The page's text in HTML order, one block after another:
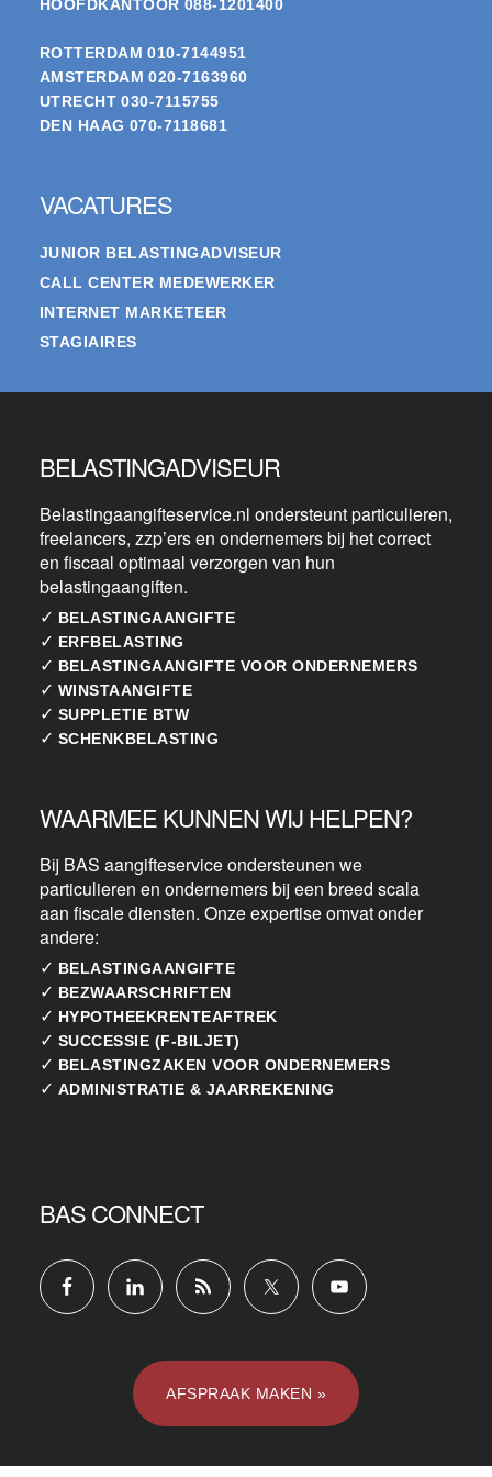
HOOFDKANTOOR 088-1201400
ROTTERDAM 010-7144951
AMSTERDAM 020-7163960
UTRECHT 030-7115755
DEN HAAG 070-7118681
VACATURES
JUNIOR BELASTINGADVISEUR
CALL CENTER MEDEWERKER
INTERNET MARKETEER
STAGIAIRES
BELASTINGADVISEUR
Belastingaangifteservice.nl ondersteunt particulieren,
freelancers, zzp’ers en ondernemers bij het correct
en fiscaal optimaal verzorgen van hun
belastingaangiften.
✓ BELASTINGAANGIFTE
✓ ERFBELASTING
✓ BELASTINGAANGIFTE VOOR ONDERNEMERS
✓ WINSTAANGIFTE
✓ SUPPLETIE BTW
✓ SCHENKBELASTING
WAARMEE KUNNEN WIJ HELPEN?
Bij BAS aangifteservice ondersteunen we
particulieren en ondernemers bij een breed scala
aan fiscale diensten. Onze expertise omvat onder
andere:
✓ BELASTINGAANGIFTE
✓ BEZWAARSCHRIFTEN
✓ HYPOTHEEKRENTEAFTREK
✓ SUCCESSIE (F-BILJET)
✓ BELASTINGZAKEN VOOR ONDERNEMERS
✓ ADMINISTRATIE & JAARREKENING
BAS CONNECT
AFSPRAAK MAKEN »